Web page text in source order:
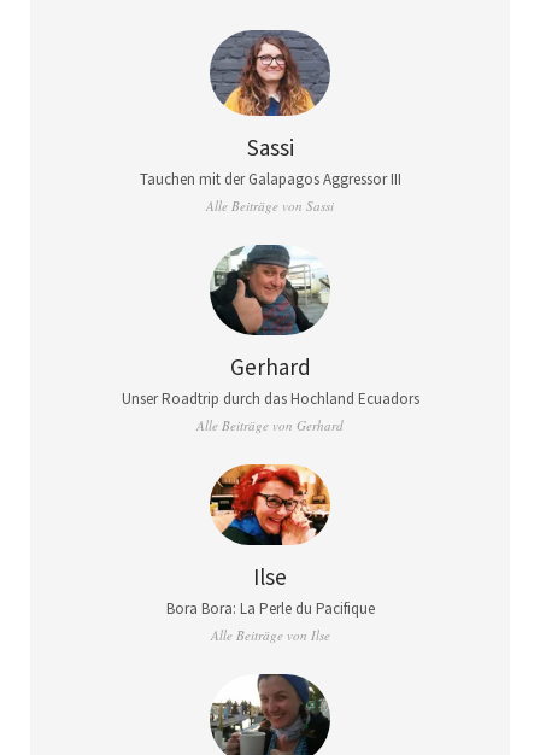
Sassi
Tauchen mit der Galapagos Aggressor III
Alle Beiträge von Sassi
Gerhard
Unser Roadtrip durch das Hochland Ecuadors
Alle Beiträge von Gerhard
Ilse
Bora Bora: La Perle du Pacifique
Alle Beiträge von Ilse